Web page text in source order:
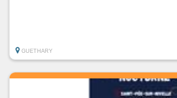
GUETHARY